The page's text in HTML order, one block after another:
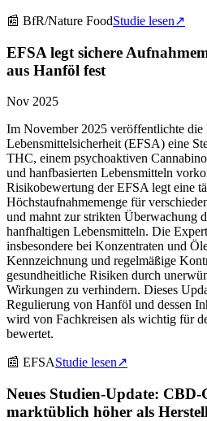
📰 BfR/Nature FoodStudie lesen↗
EFSA legt sichere
aus Hanföl fest
Nov 2025
Im November 2025 veröffentlichte die
Lebensmittelsicherheit (EFSA) eine
THC, einem psychoaktiven
und hanfbasierten Lebensmitteln
Risikobewertung der EFSA legt eine
Höchstaufnahmemenge für
und mahnt zur strikten Überwachung
hanfhaltigen Lebensmitteln. Die
insbesondere bei Konzentraten und
Kennzeichnung und regelmäßige
gesundheitliche Risiken durch
Wirkungen zu verhindern. Dieses
Regulierung von Hanföl und dessen
wird von Fachkreisen als wichtig für
bewertet.
📰 EFSAStudie lesen↗
Neues Studien-Update:
marktüblich höher als